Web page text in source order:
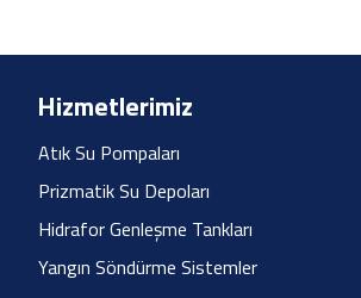
Hizmetlerimiz
Atık Su Pompaları
Prizmatik Su Depoları
Hidrafor Genleşme Tankları
Yangın Söndürme Sistemler